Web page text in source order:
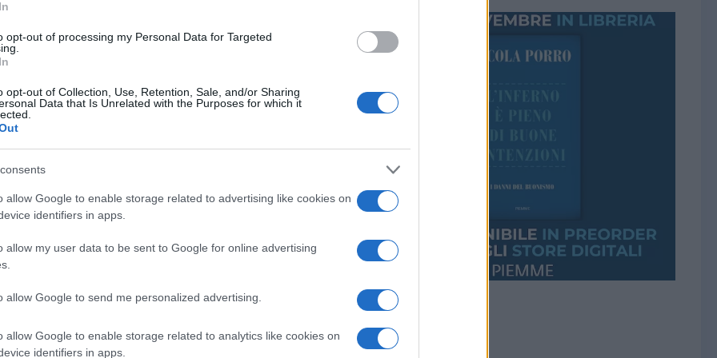
opt-out of processing my Personal Data for Targeted
opt-out of Collection, Use, Retention, Sale, and/or Sharing
Data that Is Unrelated with the Purposes for which it
allow Google to enable storage related to advertising like cookies on
identifiers in apps.
allow my user data to be sent to Google for online advertising
allow Google to send me personalized advertising.
allow Google to enable storage related to analytics like cookies on
identifiers in apps.
bancari, con conti in ordine e un
in Italia. Il valore complessivo del
sportivi e asset, è stimato tra i 450 e i
crescere ulteriormente se la questione
per lasciare un segno
altra la visione di Commisso, è il
oltre 110 milioni di euro, è il più
della Fiorentina. «Dal 1926 la
qualcosa di bello», disse Commisso il